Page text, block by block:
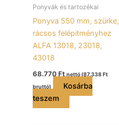
Ponyvák és tartozékai
Ponyva 550 mm, szürke,
rácsos felépitményhez
ALFA 13018, 23018,
43018
68.770Ft nettó (87.338Ft
bruttó)
Kosárba
teszem